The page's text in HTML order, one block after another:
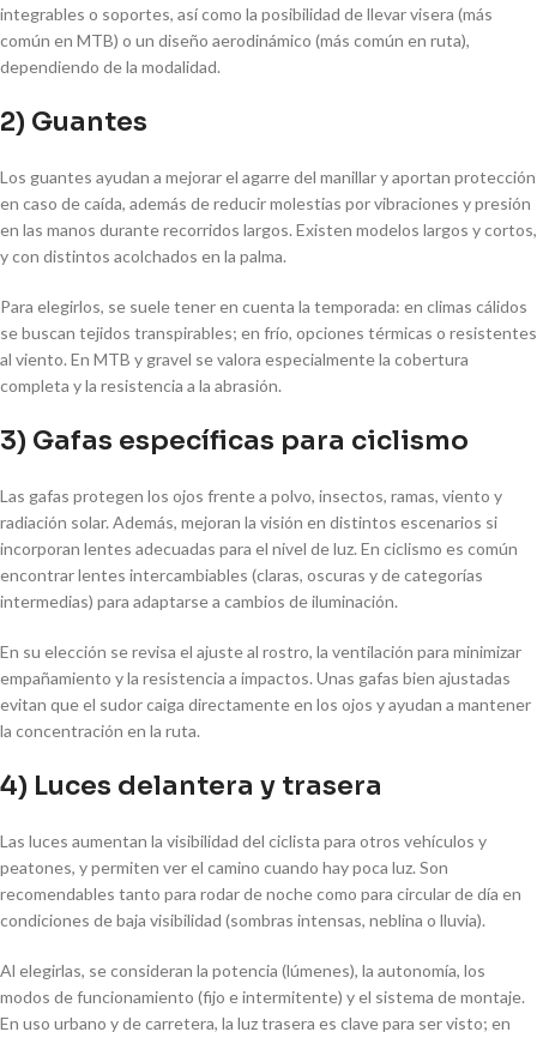
integrables o soportes, así como la posibilidad de llevar visera (más
común en MTB) o un diseño aerodinámico (más común en ruta),
dependiendo de la modalidad.
2) Guantes
Los guantes ayudan a mejorar el agarre del manillar y aportan protección
en caso de caída, además de reducir molestias por vibraciones y presión
en las manos durante recorridos largos. Existen modelos largos y cortos,
y con distintos acolchados en la palma.
Para elegirlos, se suele tener en cuenta la temporada: en climas cálidos
se buscan tejidos transpirables; en frío, opciones térmicas o resistentes
al viento. En MTB y gravel se valora especialmente la cobertura
completa y la resistencia a la abrasión.
3) Gafas específicas para ciclismo
Las gafas protegen los ojos frente a polvo, insectos, ramas, viento y
radiación solar. Además, mejoran la visión en distintos escenarios si
incorporan lentes adecuadas para el nivel de luz. En ciclismo es común
encontrar lentes intercambiables (claras, oscuras y de categorías
intermedias) para adaptarse a cambios de iluminación.
En su elección se revisa el ajuste al rostro, la ventilación para minimizar
empañamiento y la resistencia a impactos. Unas gafas bien ajustadas
evitan que el sudor caiga directamente en los ojos y ayudan a mantener
la concentración en la ruta.
4) Luces delantera y trasera
Las luces aumentan la visibilidad del ciclista para otros vehículos y
peatones, y permiten ver el camino cuando hay poca luz. Son
recomendables tanto para rodar de noche como para circular de día en
condiciones de baja visibilidad (sombras intensas, neblina o lluvia).
Al elegirlas, se consideran la potencia (lúmenes), la autonomía, los
modos de funcionamiento (fijo e intermitente) y el sistema de montaje.
En uso urbano y de carretera, la luz trasera es clave para ser visto; en